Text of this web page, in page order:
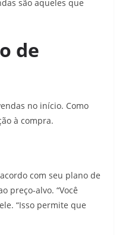
são aqueles que
de
no início. Como
à compra.
com seu plano de
preço-alvo. “Você
“Isso permite que